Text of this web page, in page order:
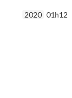
2020 01h12